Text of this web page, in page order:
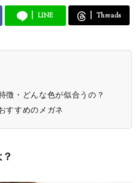
LINE Threads
徴・どんな色が似合うの？
すすめのメガネ